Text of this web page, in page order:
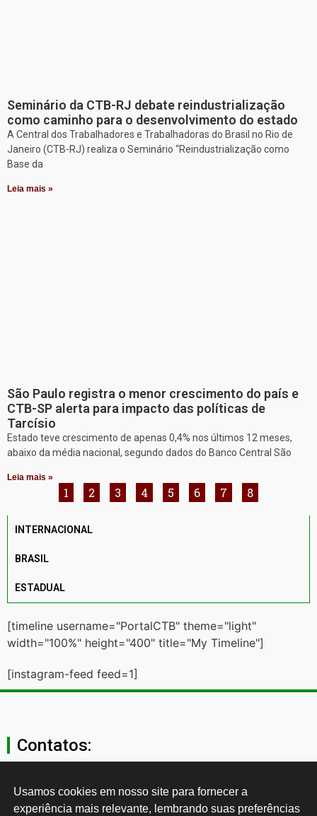
Seminário da CTB-RJ debate reindustrialização
como caminho para o desenvolvimento do estado
A Central dos Trabalhadores e Trabalhadoras do Brasil no Rio de
Janeiro (CTB-RJ) realiza o Seminário “Reindustrialização como
Base da
Leia mais »
São Paulo registra o menor crescimento do país e
CTB-SP alerta para impacto das políticas de
Tarcísio
Estado teve crescimento de apenas 0,4% nos últimos 12 meses,
abaixo da média nacional, segundo dados do Banco Central São
Leia mais »
1 2 3 4 5 6 7 8
INTERNACIONAL
BRASIL
ESTADUAL
[timeline username="PortalCTB" theme="light"
width="100%" height="400" title="My Timeline"]
[instagram-feed feed=1]
Contatos:
secgeral@ctb.org.br
Usamos cookies em nosso site para fornecer a
experiência mais relevante, lembrando suas preferências